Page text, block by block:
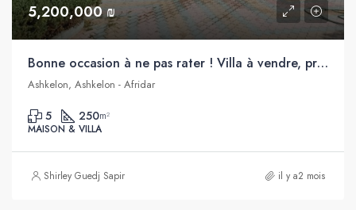
5,200,000 ₪
Bonne occasion à ne pas rater ! Villa à vendre, proche de la mer, Afridar, Ashkelon
Ashkelon, Ashkelon - Afridar
5 250m²
MAISON & VILLA
Shirley Guedj Sapir il y a2 mois